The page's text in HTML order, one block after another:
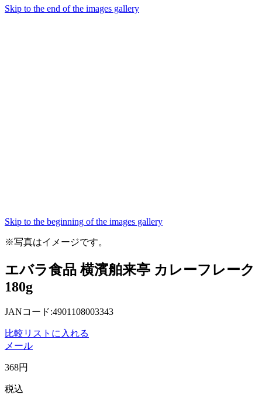
Skip to the end of the images gallery
Skip to the beginning of the images gallery
※写真はイメージです。
エバラ食品 横濱舶来亭 カレーフレーク
180g
JANコード:4901108003343
比較リストに入れる
メール
368円
税込